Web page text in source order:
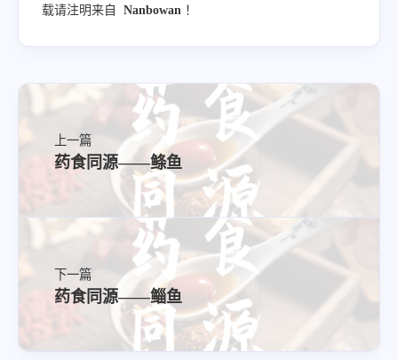
载请注明来自
Nanbowan ！
上一篇
药食同源——鲦鱼
下一篇
药食同源——鲻鱼